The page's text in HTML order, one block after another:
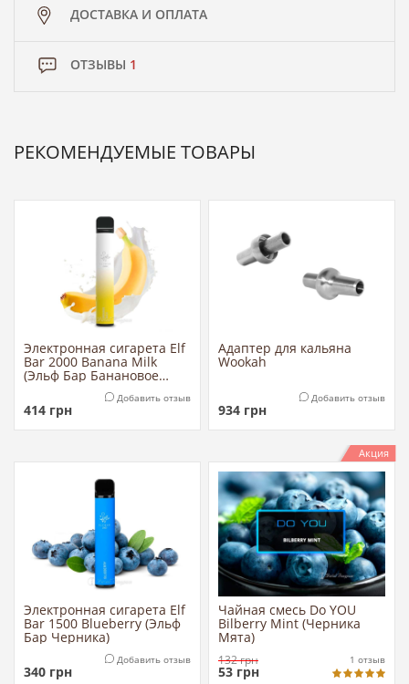
ДОСТАВКА И ОПЛАТА
ОТЗЫВЫ 1
РЕКОМЕНДУЕМЫЕ ТОВАРЫ
Электронная сигарета Elf
Bar 2000 Banana Milk
(Эльф Бар Банановое
414 грн
Добавить отзыв
Адаптер для кальяна
Wookah
934 грн
Добавить отзыв
Электронная сигарета Elf
Bar 1500 Blueberry (Эльф
Бар Черника)
340 грн
Добавить отзыв
Акция
Чайная смесь Do YOU
Bilberry Mint (Черника
Мята)
132грн
53 грн
1 отзыв